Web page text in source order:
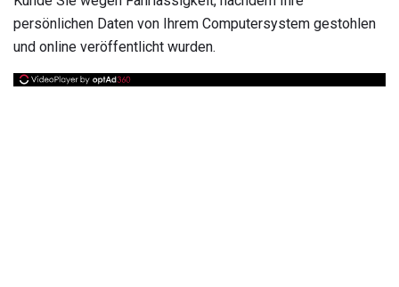
persönlichen Daten von Ihrem Computersystem gestohlen
und online veröffentlicht wurden.